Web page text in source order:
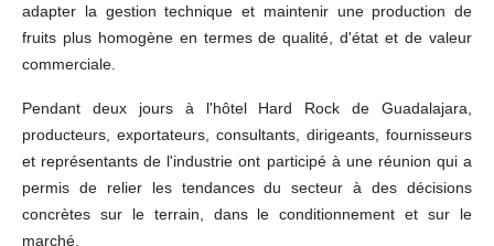
adapter la gestion technique et maintenir une production de
fruits plus homogène en termes de qualité, d'état et de valeur
commerciale.
Pendant deux jours à l'hôtel Hard Rock de Guadalajara,
producteurs, exportateurs, consultants, dirigeants, fournisseurs
et représentants de l'industrie ont participé à une réunion qui a
permis de relier les tendances du secteur à des décisions
concrètes sur le terrain, dans le conditionnement et sur le
marché.